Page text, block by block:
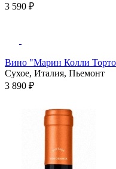
3 590 ₽
Вино "Марин Колли
Сухое, Италия, Пьемонт
3 890 ₽